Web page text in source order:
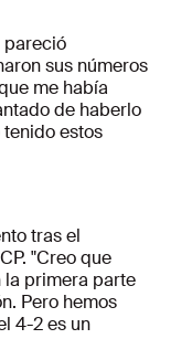
pareció
sus números
me había
de haberlo
estos
tras el
"Creo que
la primera parte
Pero hemos
4-2 es un